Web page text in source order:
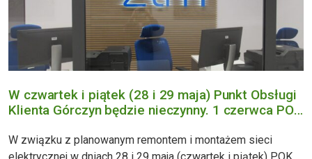
W czwartek i piątek (28 i 29 maja) Punkt Obsługi
Klienta Górczyn będzie nieczynny. 1 czerwca POK
W związku z planowanym remontem i montażem sieci
elektrycznej w dniach 28 i 29 maja (czwartek i piątek) POK